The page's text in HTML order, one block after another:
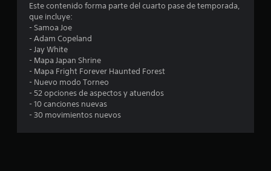
a
Este contenido forma parte del cuarto pase de temporada,
que incluye:
- Samoa Joe
- Adam Copeland
- Jay White
- Mapa Japan Shrine
- Mapa Fright Forever Haunted Forest
- Nuevo modo Torneo
- 52 opciones de aspectos y atuendos
- 10 canciones nuevas
- 30 movimientos nuevos